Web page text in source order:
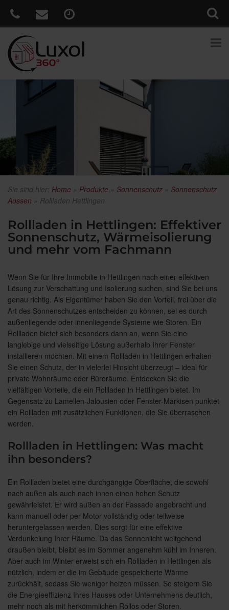
Sie sind hier: Home » Produkte » Sonnenschutz » Sonnenschutz
Aussen » Rollladen Hettlingen
Rollladen in Hettlingen: Effektiver
Sonnenschutz, Wärmeisolierung
und mehr vom Fachmann
Wenn Sie für Ihre Immobilie in Hettlingen nach einer effektiven
Lösung zur Verschattung und Isolierung suchen, sind Sie bei uns
genau richtig. Als Eigentümer haben Sie den Vorteil, frei über die
Art des Sonnenschutzes entscheiden zu können, sei es durch
außenliegende oder innenliegende Systeme wie Storen. Ein
Rollladen bietet sich besonders dann an, wenn Sie eine
langlebige und vielseitige Lösung außerhalb Ihrer Fenster
installieren möchten. Mit einem Rollladen in Hettlingen erhalten
Sie einen Schutz, der in vielerlei Hinsicht überzeugt – ideal für
private Wohnräume oder Büroräume. Entdecken Sie die
vielfältigen Vorteile, die ein Rollladen in Hettlingen bietet. Im
Gegensatz zu Lamellen-Jalousien oder Fenster-Markisen punktet
ein Rollladen mit zusätzlichen Funktionen, die Sie überraschen
werden.
Rollladen in Hettlingen: Was macht
ihn besonders?
Ein Rollladen bietet eine durchgängige Oberfläche, die sowohl
nach außen als auch nach innen einen hohen Schutz
gewährleistet. Er wird außen an der Fassade angebracht und
kann manuell oder per Motor vollständig oder teilweise
heruntergelassen werden. Dies sorgt für eine effektive
Verdunkelung Ihrer Räume. Da das Sonnenlicht weitgehend
draußen bleibt, bleibt es im Sommer angenehm kühl im Inneren.
Aber auch im Winter erweist sich ein Rollladen in Hettlingen als
nützlich, indem er die im Gebäude gespeicherte Wärme
zurückhält, sodass Sie weniger heizen müssen. So steigern Sie
die Energieeffizienz Ihres Hauses oder Unternehmens deutlich,
mehr noch als mit herkömmlichen Rollos oder Storen.